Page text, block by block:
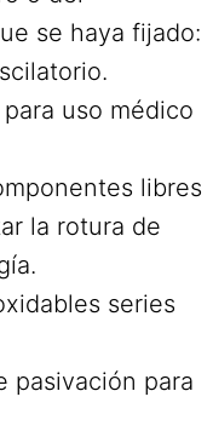
se haya fijado:
uso médico
libres
la rotura de
series
pasivación para